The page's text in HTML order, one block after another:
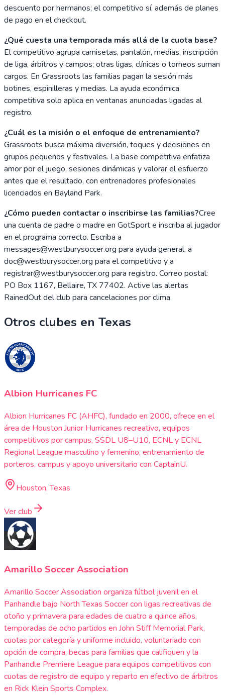
descuento por hermanos; el competitivo sí, además de planes
de pago en el checkout.
¿Qué cuesta una temporada más allá de la cuota base?
El competitivo agrupa camisetas, pantalón, medias, inscripción
de liga, árbitros y campos; otras ligas, clínicas o torneos suman
cargos. En Grassroots las familias pagan la sesión más
botines, espinilleras y medias. La ayuda económica
competitiva solo aplica en ventanas anunciadas ligadas al
registro.
¿Cuál es la misión o el enfoque de entrenamiento?
Grassroots busca máxima diversión, toques y decisiones en
grupos pequeños y festivales. La base competitiva enfatiza
amor por el juego, sesiones dinámicas y valorar el esfuerzo
antes que el resultado, con entrenadores profesionales
licenciados en Bayland Park.
¿Cómo pueden contactar o inscribirse las familias?Cree
una cuenta de padre o madre en GotSport e inscriba al jugador
en el programa correcto. Escriba a
messages@westburysoccer.org para ayuda general, a
doc@westburysoccer.org para el competitivo y a
registrar@westburysoccer.org para registro. Correo postal:
PO Box 1167, Bellaire, TX 77402. Active las alertas
RainedOut del club para cancelaciones por clima.
Otros clubes en Texas
Albion Hurricanes FC
Albion Hurricanes FC (AHFC), fundado en 2000, ofrece en el
área de Houston Junior Hurricanes recreativo, equipos
competitivos por campus, SSDL U8–U10, ECNL y ECNL
Regional League masculino y femenino, entrenamiento de
porteros, campus y apoyo universitario con CaptainU.
Houston, Texas
Ver club
Amarillo Soccer Association
Amarillo Soccer Association organiza fútbol juvenil en el
Panhandle bajo North Texas Soccer con ligas recreativas de
otoño y primavera para edades de cuatro a quince años,
temporadas de ocho partidos en John Stiff Memorial Park,
cuotas por categoría y uniforme incluido, voluntariado con
opción de compra, becas para familias que califiquen y la
Panhandle Premiere League para equipos competitivos con
cuotas de registro de equipo y reparto en efectivo de árbitros
en Rick Klein Sports Complex.